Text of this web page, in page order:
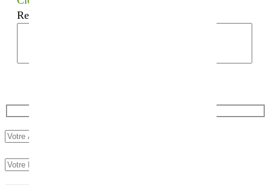
Recherchez votre semence bio